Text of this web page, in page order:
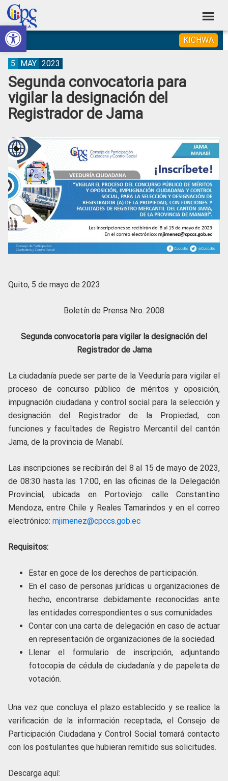
Abrir barra de herramientas
Skip
to
primary
navigation
Skip
to
main
content
Skip
to
primary
sidebar
Skip
to
footer
Consejo
de
Participación
Ciudadana
Control
Social
Construyendo
Poder
Ciudadano
KICHWA
Segunda convocatoria para
vigilar la designación del
Registrador de Jama
5 MAY 2023
Quito, 5 de mayo de 2023
Boletín de Prensa Nro. 2008
Segunda convocatoria para vigilar la designación del
Registrador de Jama
La ciudadanía puede ser parte de la Veeduría para vigilar el
proceso de concurso público de méritos y oposición,
impugnación ciudadana y control social para la selección y
designación del Registrador de la Propiedad, con
funciones y facultades de Registro Mercantil del cantón
Jama, de la provincia de Manabí.
Las inscripciones se recibirán del 8 al 15 de mayo de 2023,
de 08:30 hasta las 17:00, en las oficinas de la Delegación
Provincial, ubicada en Portoviejo: calle Constantino
Mendoza, entre Chile y Reales Tamarindos y en el correo
electrónico: mjimenez@cpccs.gob.ec
Requisitos:
Estar en goce de los derechos de participación.
En el caso de personas jurídicas u organizaciones de
hecho, encontrarse debidamente reconocidas ante
las entidades correspondientes o sus comunidades.
Contar con una carta de delegación en caso de actuar
en representación de organizaciones de la sociedad.
Llenar el formulario de inscripción, adjuntando
fotocopia de cédula de ciudadanía y de papeleta de
votación.
Una vez que concluya el plazo establecido y se realice la
verificación de la información receptada, el Consejo de
Participación Ciudadana y Control Social tomará contacto
con los postulantes que hubieran remitido sus solicitudes.
Descarga aquí: